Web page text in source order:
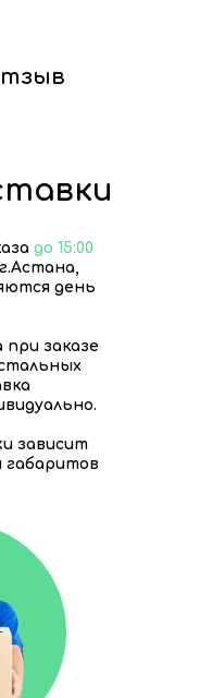
до 15:00
день
заказе
зависит
габаритов